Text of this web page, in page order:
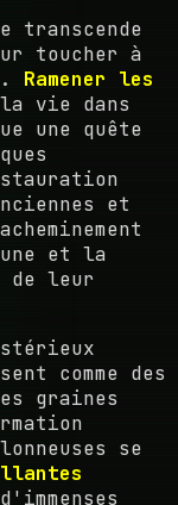
transcende
toucher à
Ramener les
vie dans
une quête
et
et la
de leur
comme des
graines
se